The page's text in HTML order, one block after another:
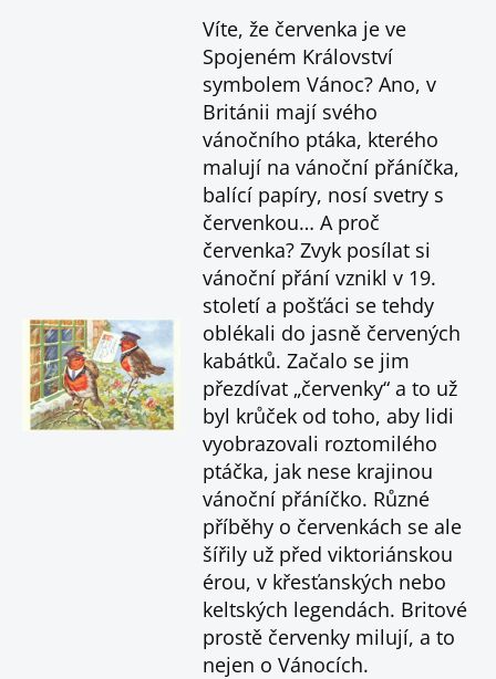
Víte, že červenka je ve
Spojeném Království
symbolem Vánoc? Ano, v
Británii mají svého
vánočního ptáka, kterého
malují na vánoční přáníčka,
balící papíry, nosí svetry s
červenkou… A proč
červenka? Zvyk posílat si
vánoční přání vznikl v 19.
století a pošťáci se tehdy
oblékali do jasně červených
kabátků. Začalo se jim
přezdívat „červenky“ a to už
byl krůček od toho, aby lidi
vyobrazovali roztomilého
ptáčka, jak nese krajinou
vánoční přáníčko. Různé
příběhy o červenkách se ale
šířily už před viktoriánskou
érou, v křesťanských nebo
keltských legendách. Britové
prostě červenky milují, a to
nejen o Vánocích.